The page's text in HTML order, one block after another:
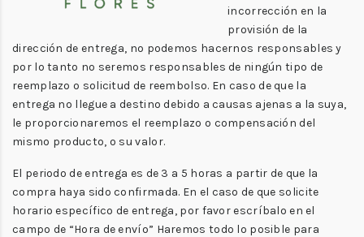
incorrección en la
provisión de la
dirección de entrega, no podemos hacernos responsables y
por lo tanto no seremos responsables de ningún tipo de
reemplazo o solicitud de reembolso. En caso de que la
entrega no llegue a destino debido a causas ajenas a la suya,
le proporcionaremos el reemplazo o compensación del
mismo producto, o su valor.
El periodo de entrega es de 3 a 5 horas a partir de que la
compra haya sido confirmada. En el caso de que solicite
horario específico de entrega, por favor escríbalo en el
campo de “Hora de envío” Haremos todo lo posible para